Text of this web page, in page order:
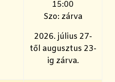
15:00
Szo: zárva
2026. július 27-
től augusztus 23-
ig zárva.